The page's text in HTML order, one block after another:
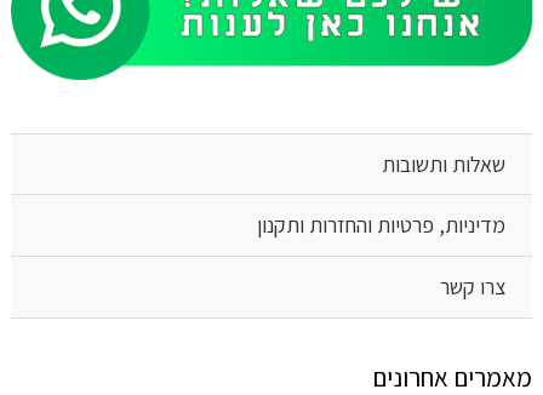
שאלות ותשובות
מדיניות, פרטיות והחזרות ותקנון
צרו קשר
מאמרים אחרונים